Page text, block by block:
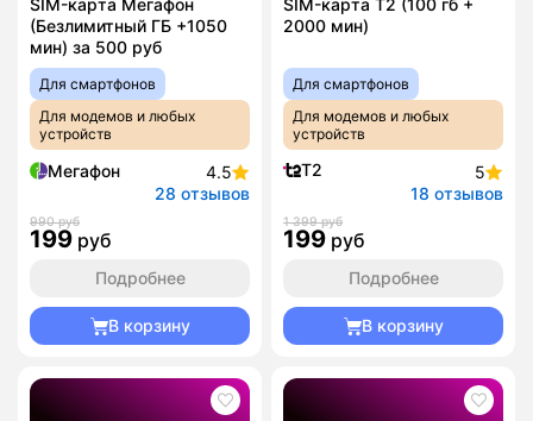
SIM-карта Мегафон
(Безлимитный ГБ +1050
мин) за 500 руб
Для смартфонов
Для модемов и любых
устройств
Мегафон
4.5
28 отзывов
990 руб
199 руб
Подробнее
В корзину
SIM-карта T2 (100 гб +
2000 мин)
Для смартфонов
Для модемов и любых
устройств
T2
5
18 отзывов
1 399 руб
199 руб
Подробнее
В корзину